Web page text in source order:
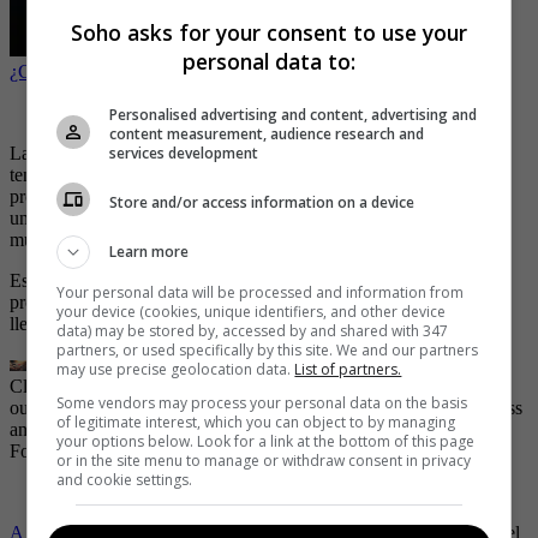
¿Cómo saber si un tercero tiene su celular intervenido?
2. Protector para el celular
La segunda recomendación tiene que ver con la protección que le
tenga a su celular. Sí, específicamente estamos hablando del
protector para el celular, que aunque sencillo que parezca, el tener
uno de buena calidad, podría hacer que el dispositivo nos dure
mucho más.
Es por eso que la recomendación es adquirir un buen estuche o
protector que le ayude a resistir los diferentes golpes que pueda
llegar a tener el celular.
Close up woman hand hold using smart phone with heart icon at
outdoor park street background. Copy space of technology business
and travel holiday concept. Vintage tone filter effect color style.
Foto:
Getty Images / Tonktiti
3. No usar accesorios genéricos
A muchos se les hace muy fácil
comprar cualquier accesorio para el
Soho asks for your consent to use your
personal data to:
Personalised advertising and content, advertising and
content measurement, audience research and
services development
Store and/or access information on a device
Learn more
Your personal data will be processed and information from
your device (cookies, unique identifiers, and other device
data) may be stored by, accessed by and shared with 347
partners, or used specifically by this site. We and our partners
may use precise geolocation data. List of partners.
Some vendors may process your personal data on the basis
of legitimate interest, which you can object to by managing
your options below. Look for a link at the bottom of this page
or in the site menu to manage or withdraw consent in privacy
and cookie settings.